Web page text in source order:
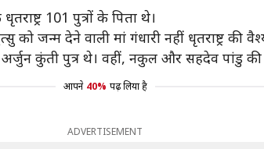
101 पुत्रों के पिता थे।
जन्म देने वाली मां गंधारी नहीं धृतराष्ट्र की
कुंती पुत्र थे। वहीं, नकुल और सहदेव पांडु की
आपने 40% पढ़ लिया है
ADVERTISEMENT